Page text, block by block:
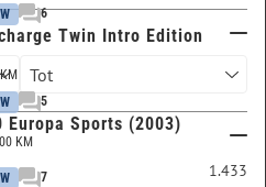
1.433
6
Twin Intro Edition
5
Europa Sports (2003)
KM
7